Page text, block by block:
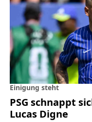
Einigung steht
PSG schnappt
Lucas Digne